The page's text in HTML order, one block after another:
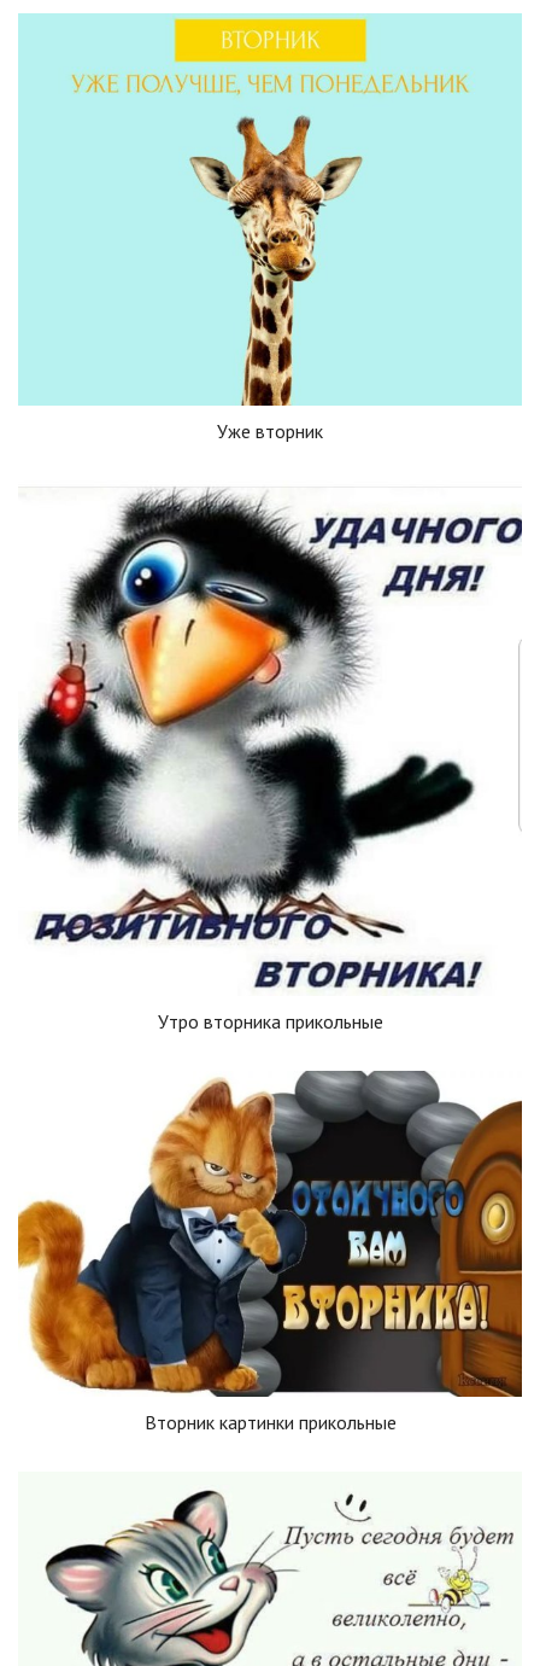
Уже вторник
Утро вторника прикольные
Вторник картинки прикольные